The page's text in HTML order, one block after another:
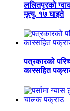
ललितपुरको
मृत्यु, १७ घाइते
पत्रकारको
कारसहित